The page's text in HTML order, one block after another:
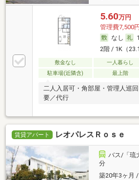
5.60万円
管理費7,500円
なし
2階 / 1K（
敷金なし 一人暮らし
駐車場(近隣含)
最上階
二人入居可・角部屋・管理人巡
要／代行
賃貸アパート レオパレスＲｏｓｅ
バス/「琉
分
築20年3ヶ月